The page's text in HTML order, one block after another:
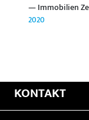
— Immobilien
2020
KONTAKT